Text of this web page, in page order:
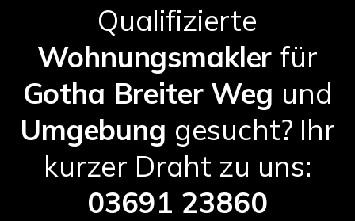
Qualifizierte
Wohnungsmaklerfür
Gotha Breiter Weg und
Umgebung gesucht? Ihr
kurzer Draht zu uns:
03691 23860